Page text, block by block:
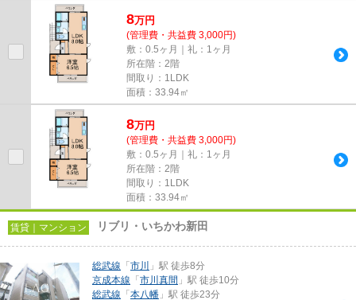
しております！最新の情報は...
8万円
(管理費・共益費 3,000円)
敷：0.5ヶ月｜礼：1ヶ月
所在階：2階
間取り：1LDK
面積：33.94㎡
8万円
(管理費・共益費 3,000円)
敷：0.5ヶ月｜礼：1ヶ月
所在階：2階
間取り：1LDK
面積：33.94㎡
賃貸｜マンション リブリ・いちかわ新田
総武線 「 市川
」駅 徒歩8分
京成本線 「 市川真間 」駅 徒歩10分
総武線 「 本八幡 」駅 徒歩23分